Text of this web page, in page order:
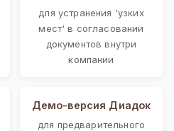
для устранения 'узких
мест' в согласовании
документов внутри
компании
Демо-версия Диадок
для предварительного